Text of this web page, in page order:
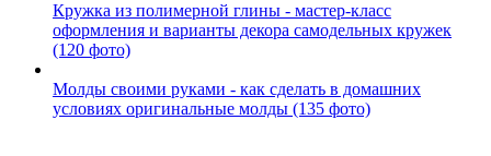
Кружка из полимерной глины - мастер-класс
оформления и варианты декора самодельных кружек
(120 фото)
Молды своими руками - как сделать в домашних
условиях оригинальные молды (135 фото)